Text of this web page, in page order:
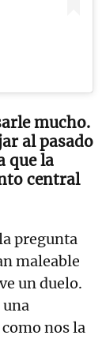
mucho.
al pasado
que la
central
pregunta
maleable
un duelo.
una
nos la